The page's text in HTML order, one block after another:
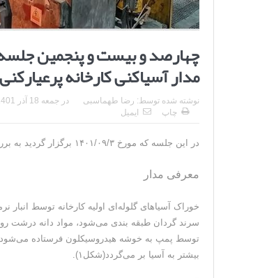
چهارصد و بیست و پنجمین
مدار آسیاکنی کارخانه پرعیارکنی۱ مجتمع مس سرچشمه)
نوشته شده توسط: رضا طهماسبی درجمعه 18 آذر 1401
چاپ
ایمیل
در این جلسه که مورخ ۱۴۰۱/۰۹/۳ برگزار گردید به بررسی راهبردی مدار آسیاکنی کارخانه پرعیار کنی ۱ پرداخته شد.
معرفی مدار
توسط پمپ به خوشه هیدروسیکلون فرستاده می‌شود.
بیشتر به آسیا بر می‌گردد(شکل۱).